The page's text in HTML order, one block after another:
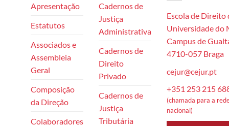
Apresentação
Estatutos
Associados e
Assembleia
Geral
Composição
da Direção
Colaboradores
Cadernos de
Justiça
Administrativa
Cadernos de
Direito
Privado
Cadernos de
Justiça
Tributária
Escola de Direito
Universidade do
Campus de
4710-057 Braga
cejur@cejur.pt
+351 253 215
(chamada para a
nacional)